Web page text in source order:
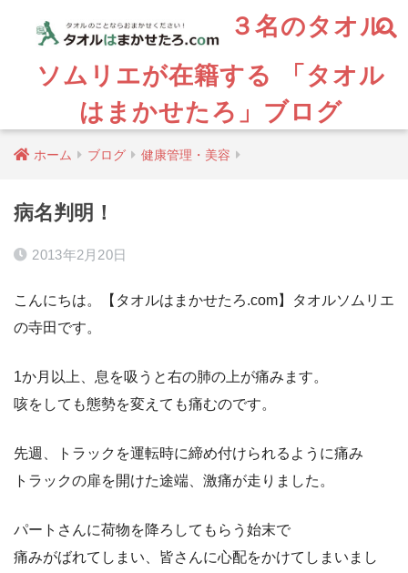
３名のタオル
ソムリエが在籍する 「タオル
はまかせたろ」ブログ
ホーム ブログ 健康管理・美容
病名判明！
2013年2月20日
こんにちは。【タオルはまかせたろ.com】タオルソムリエ
の寺田です。
1か月以上、息を吸うと右の肺の上が痛みます。
咳をしても態勢を変えても痛むのです。
先週、トラックを運転時に締め付けられるように痛み
トラックの扉を開けた途端、激痛が走りました。
パートさんに荷物を降ろしてもらう始末で
痛みがばれてしまい、皆さんに心配をかけてしまいまし